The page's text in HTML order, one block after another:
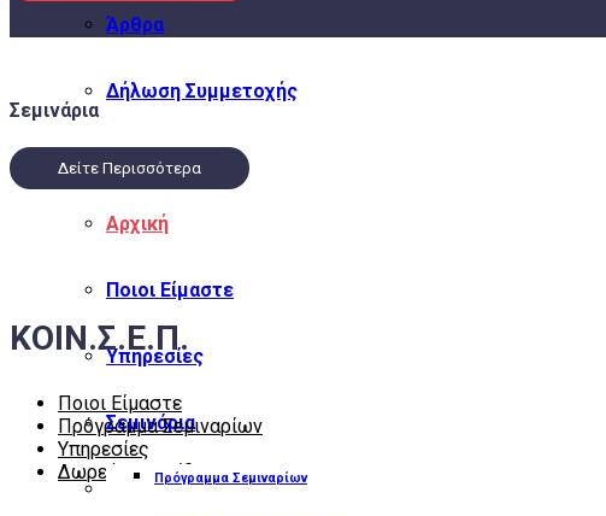
Άρθρα
Δήλωση Συμμετοχής
Επικοινωνία
Αρχική
Ποιοι Είμαστε
Υπηρεσίες
Σεμινάρια
Πρόγραμμα Σεμιναρίων
Δωρεάν Ημερίδες
Σεμινάρια
Δείτε Περισσότερα
ΚΟΙΝ.Σ.Ε.Π.
Ποιοι Είμαστε
Πρόγραμμα Σεμιναρίων
Υπηρεσίες
Δωρεάν Ημερίδες